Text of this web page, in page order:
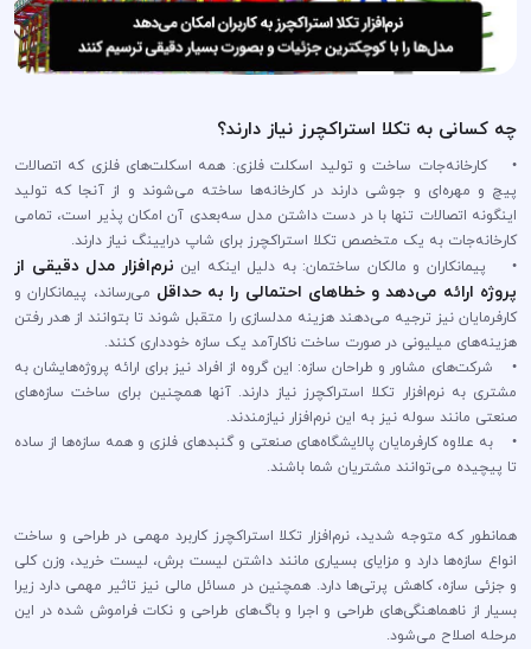
چه کسانی به تکلا استراکچرز نیاز دارند؟
• کارخانه‌جات ساخت و تولید اسکلت فلزی: همه اسکلت‌های فلزی که اتصالات
پیچ و مهره‌ای و جوشی دارند در کارخانه‌ها ساخته می‌شوند و از آنجا که تولید
اینگونه اتصالات تنها با در دست داشتن مدل سه‌بعدی آن امکان پذیر است، تمامی
کارخانه‌جات به یک متخصص تکلا استراکچرز برای شاپ درایینگ نیاز دارند.
• پیمانکاران و مالکان ساختمان: به دلیل اینکه این نرم‌افزار مدل دقیقی از
پروژه ارائه می‌دهد و خطاهای احتمالی را به حداقل می‌رساند، پیمانکاران و
کارفرمایان نیز ترجیه می‌دهند هزینه مدلسازی را متقبل شوند تا بتوانند از هدر رفتن
هزینه‌های میلیونی در صورت ساخت ناکارآمد یک سازه خودداری کنند.
• شرکت‌های مشاور و طراحان سازه: این گروه از افراد نیز برای ارائه پروژه‌هایشان به
مشتری به نرم‌افزار تکلا استراکچرز نیاز دارند. آنها همچنین برای ساخت سازه‌های
صنعتی مانند سوله نیز به این نرم‌افزار نیازمندند.
• به علاوه کارفرمایان پالایشگاه‌های صنعتی و گنبد‌های فلزی و همه سازه‌ها از ساده
تا پیچیده می‌توانند مشتریان شما باشند.
همانطور که متوجه شدید، نرم‌افزار تکلا استراکچرز کاربرد مهمی در طراحی و ساخت
انواع سازه‌ها دارد و مزایای بسیاری مانند داشتن لیست برش، لیست خرید، وزن کلی
و جزئی سازه، کاهش پرتی‌ها دارد. همچنین در مسائل مالی نیز تاثیر مهمی دارد زیرا
بسیار از ناهماهنگی‌های طراحی و اجرا و باگ‌های طراحی و نکات فراموش شده در این
مرحله اصلاح می‌شود.